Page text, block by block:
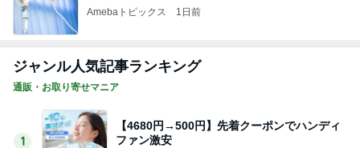
Amebaトピックス 1日前
ジャンル人気記事ランキング
通販・お取り寄せマニア
1
【4680円→500円】先着クーポンでハンディ
ファン激安